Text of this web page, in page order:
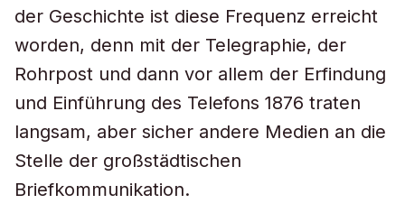
der Geschichte ist diese Frequenz erreicht
worden, denn mit der Telegraphie, der
Rohrpost und dann vor allem der Erfindung
und Einführung des Telefons 1876 traten
langsam, aber sicher andere Medien an die
Stelle der großstädtischen
Briefkommunikation.